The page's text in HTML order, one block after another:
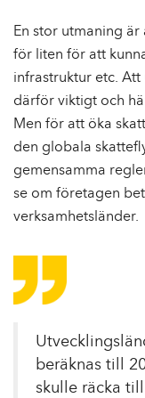
En stor utmaning
för liten för att
infrastruktur etc. Att
därför viktigt och
Men för att öka
den globala
gemensamma
se om företagen
verksamhetsländer.
beräknas till
skulle räcka